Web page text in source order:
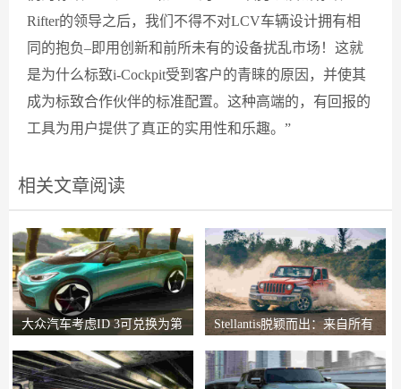
Rifter的领导之后，我们不得不对LCV车辆设计拥有相
同的抱负–即用创新和前所未有的设备扰乱市场！这就
是为什么标致i-Cockpit受到客户的青睐的原因，并使其
成为标致合作伙伴的标准配置。这种高端的，有回报的
工具为用户提供了真正的实用性和乐趣。”
相关文章阅读
大众汽车考虑ID 3可兑换为第
Stellantis脱颖而出：来自所有